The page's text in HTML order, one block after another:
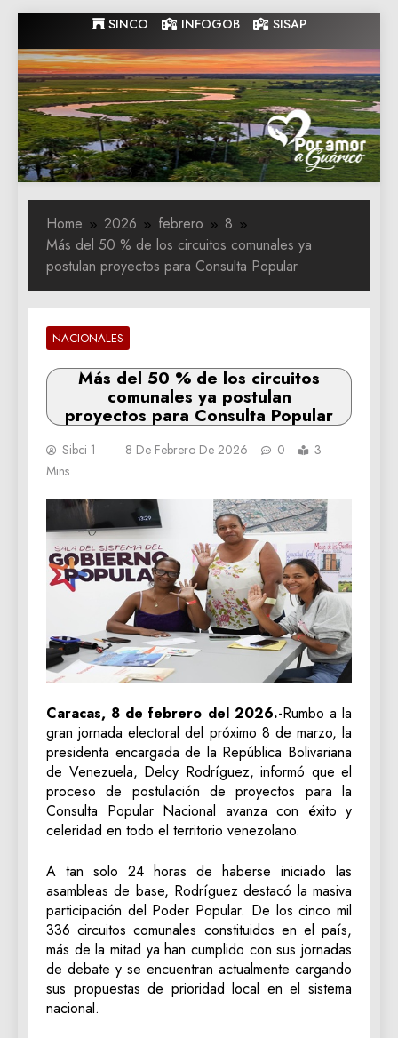
to
content
SINCO INFOGOB SISAP
Gobernacion
de Guarico
Gobernacion de Guarico
Home 2026 febrero
8
Más del 50 % de los circuitos comunales ya
postulan proyectos para Consulta Popular
NACIONALES
Más del 50 % de los circuitos
comunales ya postulan
proyectos para Consulta Popular
Sibci 1 8 De Febrero De 2026 0
3
Mins
Caracas, 8 de febrero del 2026.-Rumbo a la
gran jornada electoral del próximo 8 de marzo, la
presidenta encargada de la República Bolivariana
de Venezuela, Delcy Rodríguez, informó que el
proceso de postulación de proyectos para la
Consulta Popular Nacional avanza con éxito y
celeridad en todo el territorio venezolano.
A tan solo 24 horas de haberse iniciado las
asambleas de base, Rodríguez destacó la masiva
participación del Poder Popular. De los cinco mil
336 circuitos comunales constituidos en el país,
más de la mitad ya han cumplido con sus jornadas
de debate y se encuentran actualmente cargando
sus propuestas de prioridad local en el sistema
nacional.